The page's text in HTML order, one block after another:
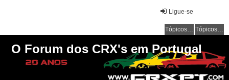
Ligue-se
Tópicos sem resposta Tópicos ativos
O Forum dos CRX's em Portugal